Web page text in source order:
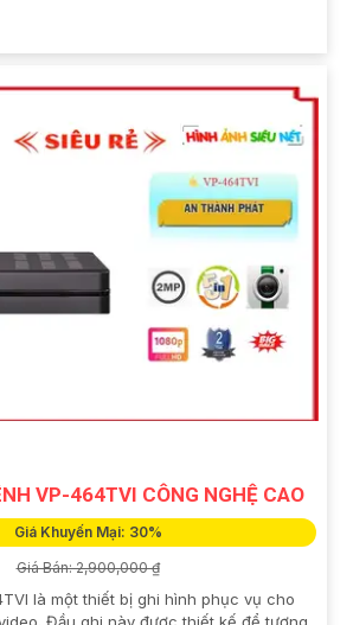
VP-464TVI CÔNG NGHỆ CAO
Giá Khuyến Mại: 30%
Giá Bán: 2,900,000 ₫
là một thiết bị ghi hình phục vụ cho